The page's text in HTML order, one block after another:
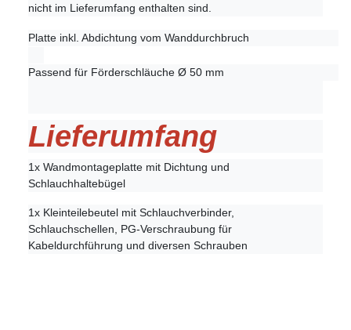
nicht im Lieferumfang enthalten sind.
Platte inkl. Abdichtung vom Wanddurchbruch
Passend für Förderschläuche Ø 50 mm
Lieferumfang
1x Wandmontageplatte mit Dichtung und
Schlauchhaltebügel
1x Kleinteilebeutel mit Schlauchverbinder,
Schlauchschellen, PG-Verschraubung für
Kabeldurchführung und diversen Schrauben